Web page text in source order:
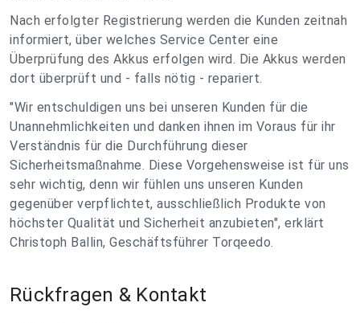
Nach erfolgter Registrierung werden die Kunden zeitnah
informiert, über welches Service Center eine
Überprüfung des Akkus erfolgen wird. Die Akkus werden
dort überprüft und - falls nötig - repariert.
"Wir entschuldigen uns bei unseren Kunden für die
Unannehmlichkeiten und danken ihnen im Voraus für ihr
Verständnis für die Durchführung dieser
Sicherheitsmaßnahme. Diese Vorgehensweise ist für uns
sehr wichtig, denn wir fühlen uns unseren Kunden
gegenüber verpflichtet, ausschließlich Produkte von
höchster Qualität und Sicherheit anzubieten", erklärt
Christoph Ballin, Geschäftsführer Torqeedo.
Rückfragen & Kontakt